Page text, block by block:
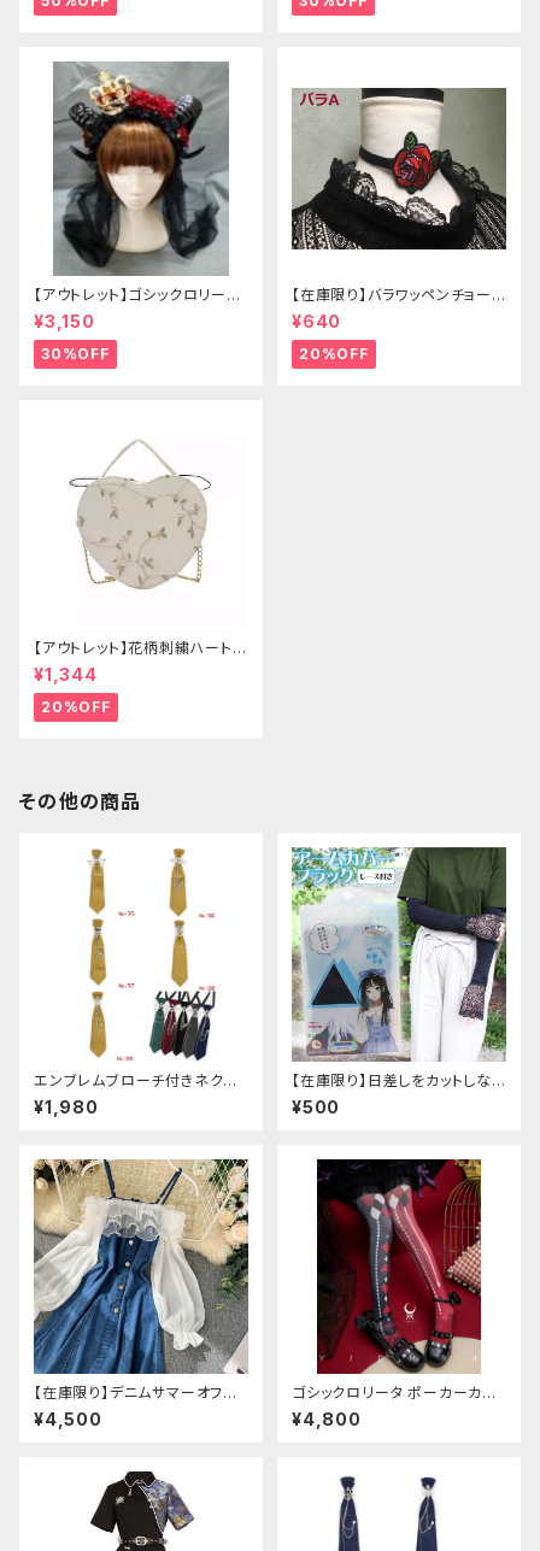
【アウトレット】ゴシックロリータ
ゴールドクラウン＆ホーン(ヴェ
ール付き)
¥3,150
30%OFF
【在庫限り】バラワッペンチョーカ
ー
¥640
20%OFF
【アウトレット】花柄刺繍ハートバ
ッグ
¥1,344
20%OFF
その他の商品
エンブレムブローチ付きネクタ
イ(イエロー)
¥1,980
【在庫限り】日差しをカットしな
がら手元もオシャレに♪ UVア
ームカバー ブラック レース
¥500
【在庫限り】デニムサマーオフシ
ョルダーワンピース（ミニ丈
¥4,500
ゴシックロリータ ポーカーカー
ド柄 プリントタイツ
¥4,800